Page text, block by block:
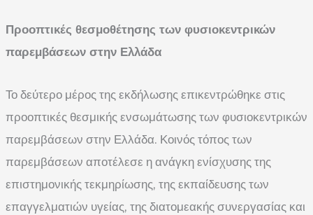
Προοπτικές θεσμοθέτησης των φυσιοκεντρικών
παρεμβάσεων στην Ελλάδα
Το δεύτερο μέρος της εκδήλωσης επικεντρώθηκε στις
προοπτικές θεσμικής ενσωμάτωσης των φυσιοκεντρικών
παρεμβάσεων στην Ελλάδα. Κοινός τόπος των
παρεμβάσεων αποτέλεσε η ανάγκη ενίσχυσης της
επιστημονικής τεκμηρίωσης, της εκπαίδευσης των
επαγγελματιών υγείας, της διατομεακής συνεργασίας και